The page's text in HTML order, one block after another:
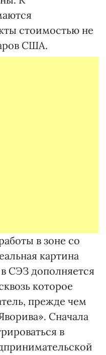
стоимостью не
США.
в зоне со
картина
СЭЗ дополняется
которое
прежде чем
Сначала
в